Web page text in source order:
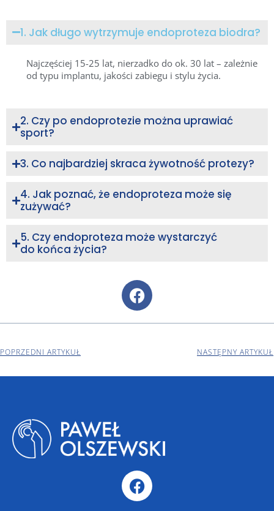
1. Jak długo wytrzymuje endoproteza biodra?
Najczęściej 15-25 lat, nierzadko do ok. 30 lat – zależnie
od typu implantu, jakości zabiegu i stylu życia.
2. Czy po endoprotezie można uprawiać
sport?
3. Co najbardziej skraca żywotność protezy?
4. Jak poznać, że endoproteza może się
zużywać?
5. Czy endoproteza może wystarczyć
do końca życia?
POPRZEDNI ARTYKUŁ NASTĘPNY ARTYKUŁ